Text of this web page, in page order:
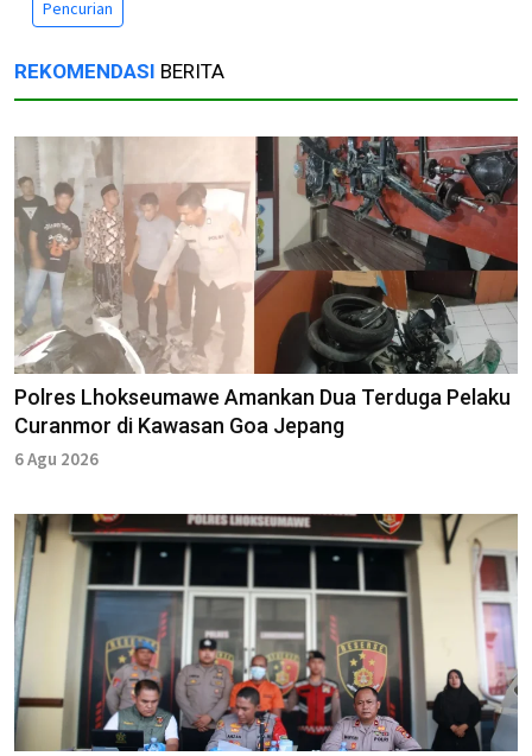
Pencurian
REKOMENDASI BERITA
Polres Lhokseumawe Amankan Dua Terduga Pelaku
Curanmor di Kawasan Goa Jepang
6 Agu 2026